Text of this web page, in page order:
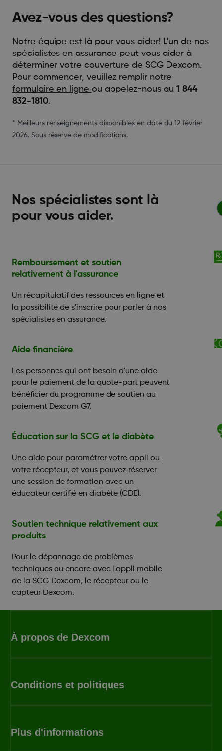
Avez-vous des questions?
Notre équipe est là pour vous aider! L'un de nos
spécialistes en assurance peut vous aider à
déterminer votre couverture de SCG Dexcom.
Pour commencer, veuillez remplir notre
formulaire en ligne ou appelez-nous au 1 844
832-1810.
* Meilleurs renseignements disponibles en date du 12 février
2026. Sous réserve de modifications.
Nos spécialistes sont là
pour vous aider.
Remboursement et soutien
relativement à l'assurance
Un récapitulatif des ressources en ligne et
la possibilité de s'inscrire pour parler à nos
spécialistes en assurance.
Aide financière
Les personnes qui ont besoin d'une aide
pour le paiement de la quote-part peuvent
bénéficier du programme de soutien au
paiement Dexcom G7.
Éducation sur la SCG et le diabète
Une aide pour paramétrer votre appli ou
votre récepteur, et vous pouvez réserver
une session de formation avec un
éducateur certifié en diabète (CDE).
Soutien technique relativement aux
produits
Pour le dépannage de problèmes
techniques ou encore avec l'appli mobile
de la SCG Dexcom, le récepteur ou le
capteur Dexcom.
À propos de Dexcom
Conditions et politiques
Plus d'informations